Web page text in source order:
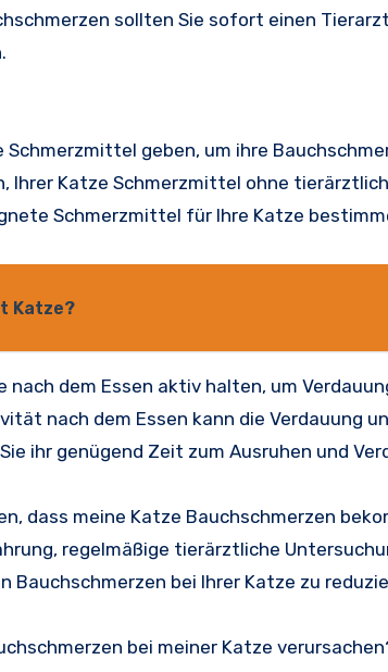
sollten Sie sofort einen
Schmerzmittel geben, um ihre
Ihrer Katze Schmerzmittel ohne
Schmerzmittel für Ihre Katze
Katze?
nach dem Essen aktiv halten, um
nach dem Essen kann die Verdauung
ihr genügend Zeit zum Ausruhen und
dass meine Katze Bauchschmerzen
regelmäßige tierärztliche
Bauchschmerzen bei Ihrer Katze zu
bei meiner Katze